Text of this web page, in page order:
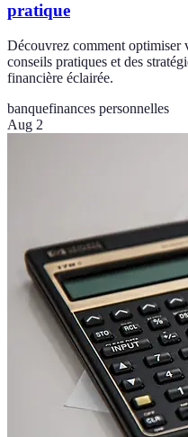
pratique
Découvrez comment optimiser
conseils pratiques et des
financière éclairée.
banquefinances personnelles
Aug 2